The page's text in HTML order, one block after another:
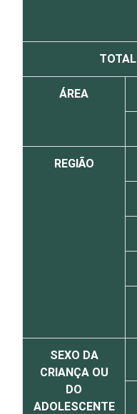
TOTAL
ÁREA
REGIÃO
SEXO DA
CRIANÇA OU
DO
ADOLESCENTE